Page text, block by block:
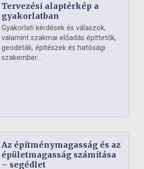
Tervezési alaptérkép a
gyakorlatban
Gyakorlati kérdések és válaszok,
valamint szakmai előadás építtetők,
geodéták, építészek és hatósági
szakember...
Az építménymagasság és az
épületmagasság számítása
– segédlet